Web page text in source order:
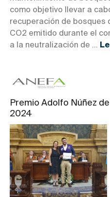
como objetivo llevar a
recuperación de bosques
CO2 emitido durante el
a la neutralización de ...
Premio Adolfo Núñez
2024